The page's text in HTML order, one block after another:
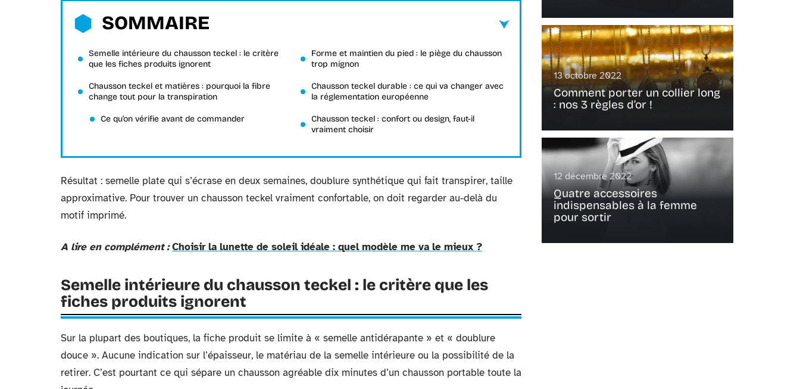
SOMMAIRE
Semelle intérieure du chausson teckel : le critère
que les fiches produits ignorent
Chausson teckel et matières : pourquoi la fibre
change tout pour la transpiration
Ce qu’on vérifie avant de commander
Forme et maintien du pied : le piège du chausson
trop mignon
Chausson teckel durable : ce qui va changer avec
la réglementation européenne
Chausson teckel : confort ou design, faut-il
vraiment choisir
Résultat : semelle plate qui s’écrase en deux semaines, doublure synthétique qui fait transpirer, taille
approximative. Pour trouver un chausson teckel vraiment confortable, on doit regarder au-delà du
motif imprimé.
A lire en complément : Choisir la lunette de soleil idéale : quel modèle me va le mieux ?
Semelle intérieure du chausson teckel : le critère que les
fiches produits ignorent
Sur la plupart des boutiques, la fiche produit se limite à « semelle antidérapante » et « doublure
douce ». Aucune indication sur l’épaisseur, le matériau de la semelle intérieure ou la possibilité de la
retirer. C’est pourtant ce qui sépare un chausson agréable dix minutes d’un chausson portable toute la
13 octobre 2022
Comment porter un collier long
: nos 3 règles d’or !
12 décembre 2022
Quatre accessoires
indispensables à la femme
pour sortir